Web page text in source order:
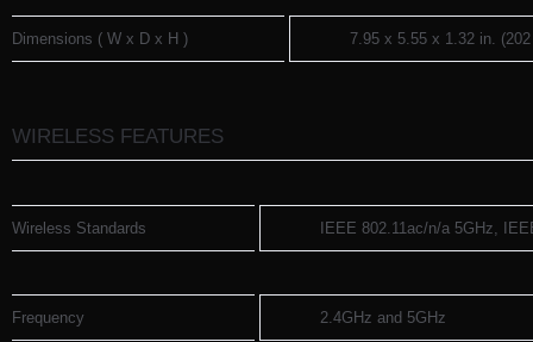
Dimensions ( W x D x H ) 7.95 x 5.55 x 1.32 in.
WIRELESS FEATURES
Wireless Standards IEEE 802.11ac/n/a 5GHz,
Frequency 2.4GHz and 5GHz